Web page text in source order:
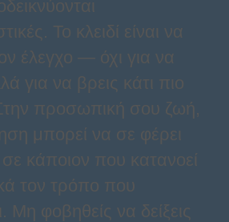
Το κλειδί είναι να
έλεγχο — όχι για να
για να βρεις κάτι πιο
προσωπική σου ζωή,
μπορεί να σε φέρει
κάποιον που κατανοεί
τον τρόπο που
Μη φοβηθείς να δείξεις